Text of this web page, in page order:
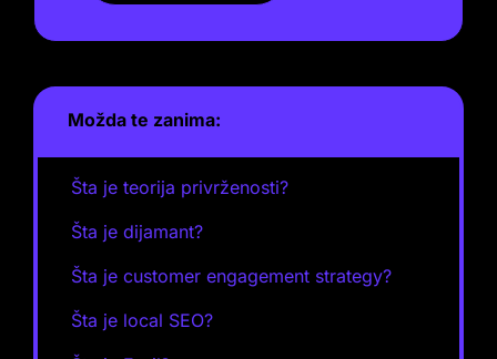
Možda te zanima:
Šta je teorija privrženosti?
Šta je dijamant?
Šta je customer engagement strategy?
Šta je local SEO?